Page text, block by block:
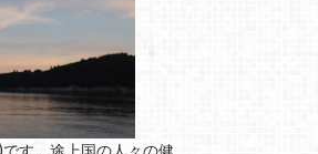
す。途上国の人々の健